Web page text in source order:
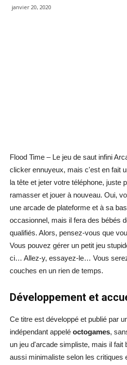
janvier 20, 2020
Flood Time – Le jeu de saut infini
clicker ennuyeux, mais c'est en fait
la tête et jeter votre téléphone, juste
ramasser et jouer à nouveau. Oui,
une arcade de plateforme et à sa
occasionnel, mais il fera des bébés
qualifiés. Alors, pensez-vous que
Vous pouvez gérer un petit jeu
ci… Allez-y, essayez-le… Vous
couches en un rien de temps.
Développement et
Ce titre est développé et publié par
indépendant appelé octogames,
un jeu d'arcade simpliste, mais il fait
aussi minimaliste selon les critiques